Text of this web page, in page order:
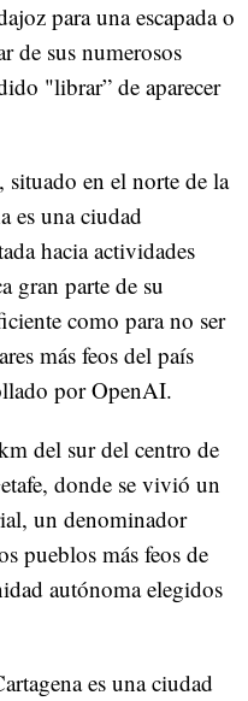
para una escapada o
de sus numerosos
"librar” de aparecer
situado en el norte de la
es una ciudad
hacia actividades
gran parte de su
como para no ser
más feos del país
por OpenAI.
del sur del centro de
donde se vivió un
un denominador
pueblos más feos de
autónoma elegidos
es una ciudad